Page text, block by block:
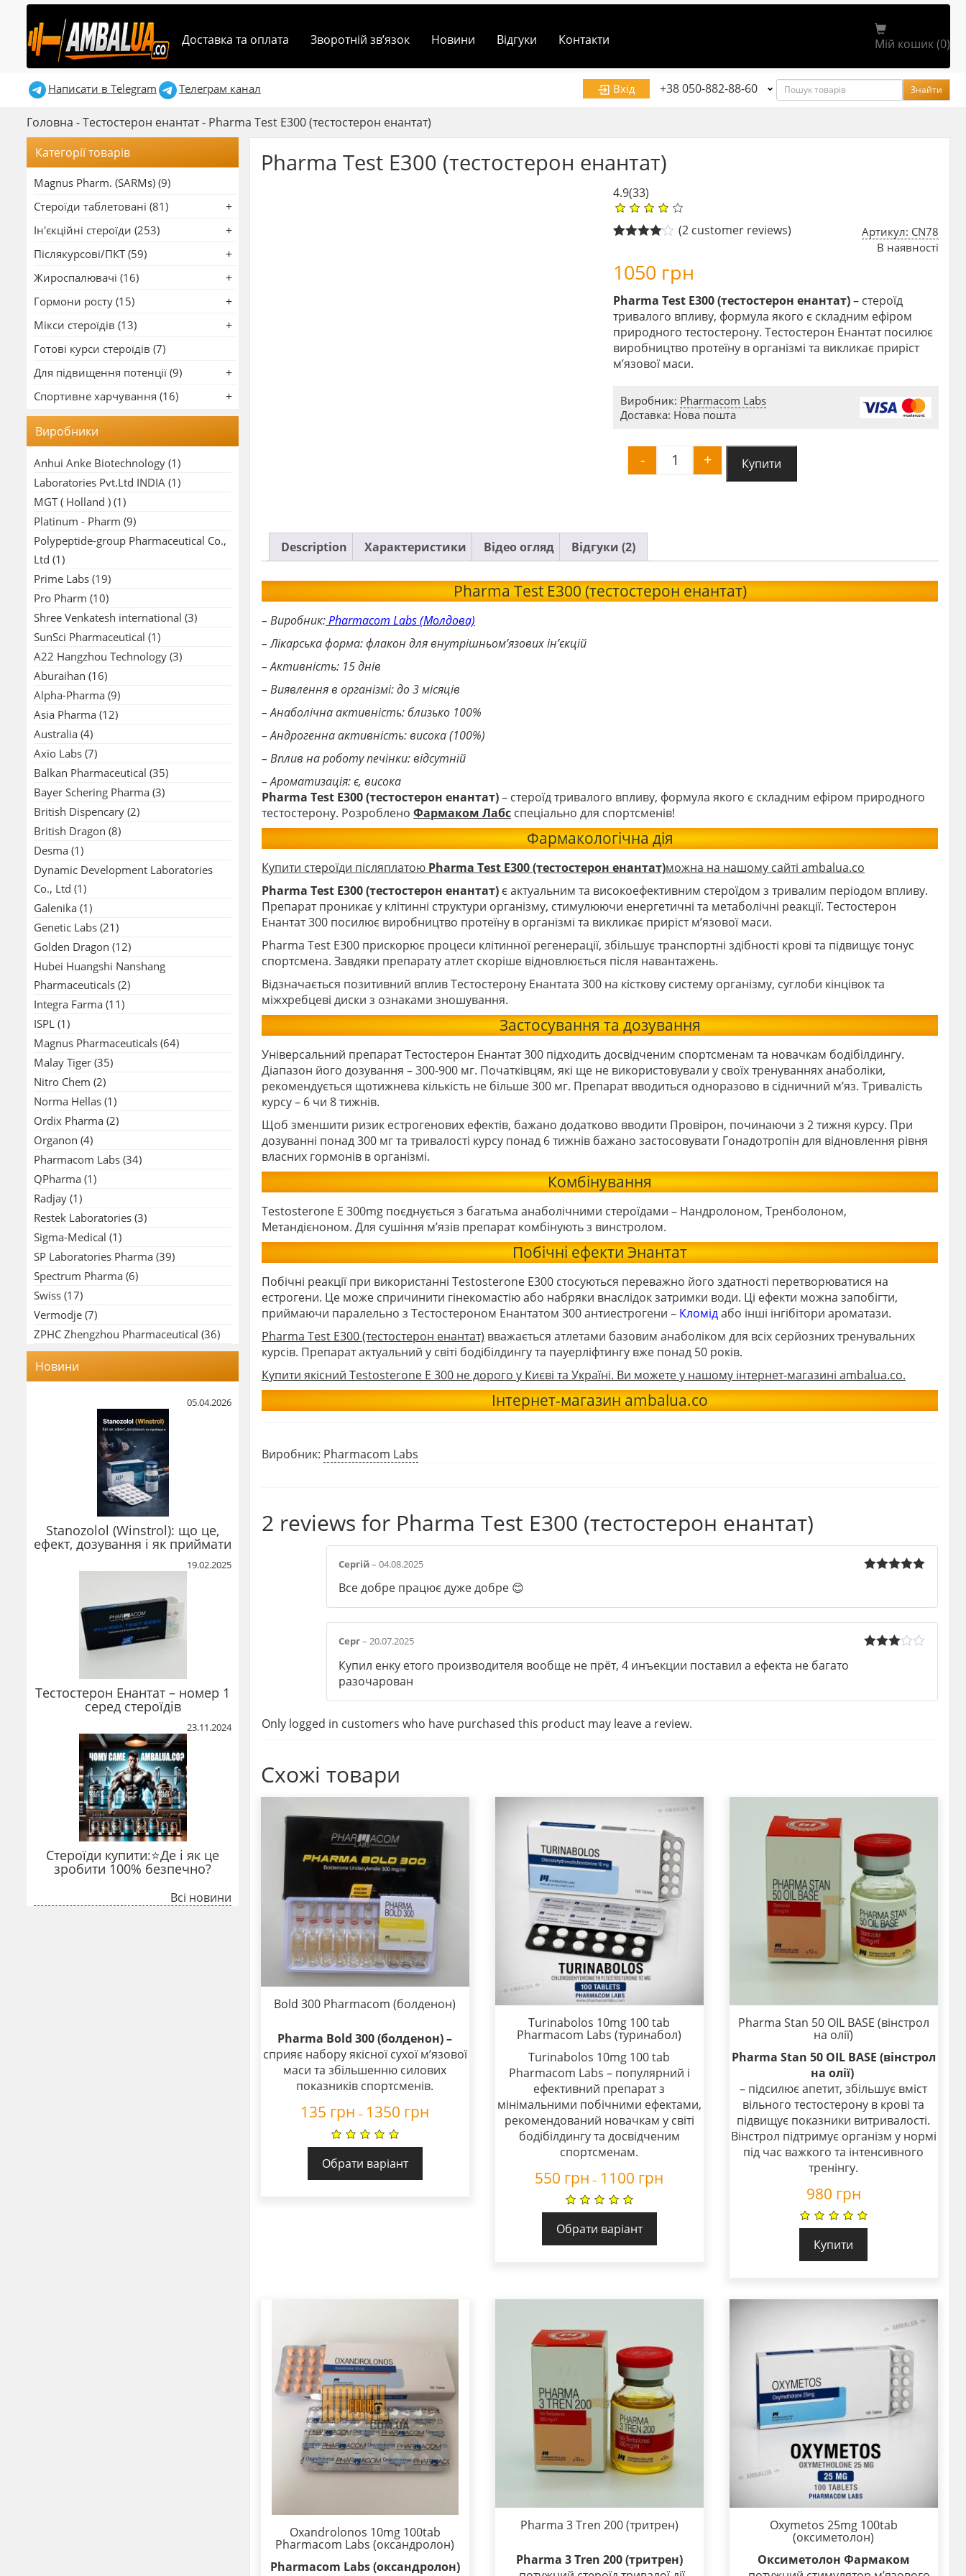
Доставка та оплата Зворотній зв’язок Новини Відгуки Контакти Мій кошик (0)
Написати в Telegram Телеграм канал Вхід +38 050-882-88-60 Пошук Знайти
Головна -Тестостерон енантат- Pharma Test E300 (тестостерон енантат)
Pharma Test E300 (тестостерон енантат)
4.9(33)
Артикул: CN78
В наявності
based on
customer
ratings
(2customer reviews)
1050 грн
Pharma Test E300 (тестостерон енантат)– стероїд
тривалого впливу, формула якого є складним ефіром
природного тестостерону. Тестостерон Енантат посилює
виробництво протеїну в організмі та викликає приріст
м’язової маси.
Виробник: Pharmacom Labs
Доставка: Нова пошта
Pharma Test E300 (тестостерон енантат) quantity
- + Купити
Description Характеристики Відео огляд Відгуки (2)
Pharma Test E300 (тестостерон енантат)
– Виробник:Pharmacom Labs (Молдова)
– Лікарська форма: флакон для внутрішньом’язових ін’єкцій
– Активність: 15 днів
– Виявлення в організмі: до 3 місяців
– Анаболічна активність: близько 100%
– Андрогенна активність: висока (100%)
– Вплив на роботу печінки: відсутній
– Ароматизація: є, висока
Pharma Test E300 (тестостерон енантат)– стероїд тривалого впливу, формула якого є складним ефіром природного
тестостерону. Розроблено Фармаком Лабс спеціально для спортсменів!
Фармакологічна дія
Купити стероїди післяплатою Pharma Test E300 (тестостерон енантат)можна на нашому сайті ambalua.co
Pharma Test E300 (тестостерон енантат) є актуальним та високоефективним стероїдом з тривалим періодом впливу.
Препарат проникає у клітинні структури організму, стимулюючи енергетичні та метаболічні реакції. Тестостерон
Енантат 300 посилює виробництво протеїну в організмі та викликає приріст м’язової маси.
Pharma Test E300 прискорює процеси клітинної регенерації, збільшує транспортні здібності крові та підвищує тонус
спортсмена. Завдяки препарату атлет скоріше відновлюється після навантажень.
Відзначається позитивний вплив Тестостерону Енантата 300 на кісткову систему організму, суглоби кінцівок та
міжхребцеві диски з ознаками зношування.
Застосування та дозування
Універсальний препарат Тестостерон Енантат 300 підходить досвідченим спортсменам та новачкам бодібілдингу.
Діапазон його дозування – 300-900 мг. Початківцям, які ще не використовували у своїх тренуваннях анаболіки,
рекомендується щотижнева кількість не більше 300 мг. Препарат вводиться одноразово в сідничний м’яз. Тривалість
курсу – 6 чи 8 тижнів.
Щоб зменшити ризик естрогенових ефектів, бажано додатково вводити Провірон, починаючи з 2 тижня курсу. При
дозуванні понад 300 мг та тривалості курсу понад 6 тижнів бажано застосовувати Гонадотропін для відновлення рівня
власних гормонів в організмі.
Комбінування
Testosterone E 300mg поєднується з багатьма анаболічними стероїдами – Нандролоном, Тренболоном,
Метандієноном. Для сушіння м’язів препарат комбінують з винстролом.
Побічні ефекти Энантат
Побічні реакції при використанні Testosterone E300 стосуються переважно його здатності перетворюватися на
естрогени. Це може спричинити гінекомастію або набряки внаслідок затримки води. Ці ефекти можна запобігти,
приймаючи паралельно з Тестостероном Енантатом 300 антиестрогени – Кломідабо інші інгібітори ароматази.
Pharma Test E300 (тестостерон енантат) вважається атлетами базовим анаболіком для всіх серйозних тренувальних
курсів. Препарат актуальний у світі бодібілдингу та пауерліфтингу вже понад 50 років.
Купити якісний Testosterone E 300 не дорого у Києві та Україні. Ви можете у нашому інтернет-магазині ambalua.co.
Інтернет-магазин ambalua.co
Виробник: Pharmacom Labs
2 reviews for Pharma Test E300 (тестостерон енантат)
Сергій– 04.08.2025
Все добре працює дуже добре 😊
Серг– 20.07.2025
Купил енку етого производителя вообще не прёт, 4 инъекции поставил а ефекта не багато
разочарован
Only logged in customers who have purchased this product may leave a review.
Схожі товари
Bold 300 Pharmacom (болденон)
Pharma Bold 300 (болденон) –
сприяє набору якісної сухої м’язової
маси та збільшенню силових
показників спортсменів.
135 грн – 1350 грн
Обрати варіант
Turinabolos 10mg 100 tab
Pharmacom Labs (туринабол)
Turinabolos 10mg 100 tab
Pharmacom Labs – популярний і
ефективний препарат з
мінімальними побічними ефектами,
рекомендований новачкам у світі
бодібілдингу та досвідченим
спортсменам.
550 грн – 1100 грн
Обрати варіант
Pharma Stan 50 OIL BASE (вінстрол
на олії)
Pharma Stan 50 OIL BASE (вінстрол
на олії)
– підсилює апетит, збільшує вміст
вільного тестостерону в крові та
підвищує показники витривалості.
Вінстрол підтримує організм у нормі
під час важкого та інтенсивного
тренінгу.
980 грн
Купити
Oxandrolonos 10mg 100tab
Pharmacom Labs (оксандролон)
Pharmacom Labs (оксандролон)
Pharma 3 Tren 200 (тритрен)
Pharma 3 Tren 200 (тритрен)
Oxymetos 25mg 100tab
(оксиметолон)
Оксиметолон Фармаком
Категорії товарів
Magnus Pharm. (SARMs) (9)
Стероїди таблетовані (81)
Ін'єкційні стероїди (253)
Післякурсові/ПКТ (59)
Жироспалювачі (16)
Гормони росту (15)
Мікси стероїдів (13)
Готові курси стероїдів (7)
Для підвищення потенції (9)
Спортивне харчування (16)
Виробники
Anhui Anke Biotechnology (1)
Laboratories Pvt.Ltd INDIA (1)
MGT ( Holland ) (1)
Platinum - Pharm (9)
Polypeptide-group Pharmaceutical Co.,
Ltd (1)
Prime Labs (19)
Pro Pharm (10)
Shree Venkatesh international (3)
SunSci Pharmaceutical (1)
A22 Hangzhou Technology (3)
Aburaihan (16)
Alpha-Pharma (9)
Asia Pharma (12)
Australia (4)
Axio Labs (7)
Balkan Pharmaceutical (35)
Bayer Schering Pharma (3)
British Dispencary (2)
British Dragon (8)
Desma (1)
Dynamic Development Laboratories
Co., Ltd (1)
Galenika (1)
Genetic Labs (21)
Golden Dragon (12)
Hubei Huangshi Nanshang
Pharmaceuticals (2)
Integra Farma (11)
ISPL (1)
Magnus Pharmaceuticals (64)
Malay Tiger (35)
Nitro Chem (2)
Norma Hellas (1)
Ordix Pharma (2)
Organon (4)
Pharmacom Labs (34)
QPharma (1)
Radjay (1)
Restek Laboratories (3)
Sigma-Medical (1)
SP Laboratories Pharma (39)
Spectrum Pharma (6)
Swiss (17)
Vermodje (7)
ZPHC Zhengzhou Pharmaceutical (36)
Новини
05.04.2026
Stanozolol (Winstrol): що це,
ефект, дозування і як приймати
19.02.2025
Тестостерон Енантат – номер 1
серед стероїдів
23.11.2024
Стероїди купити:⭐Де і як це
зробити 100% безпечно?
Всі новини